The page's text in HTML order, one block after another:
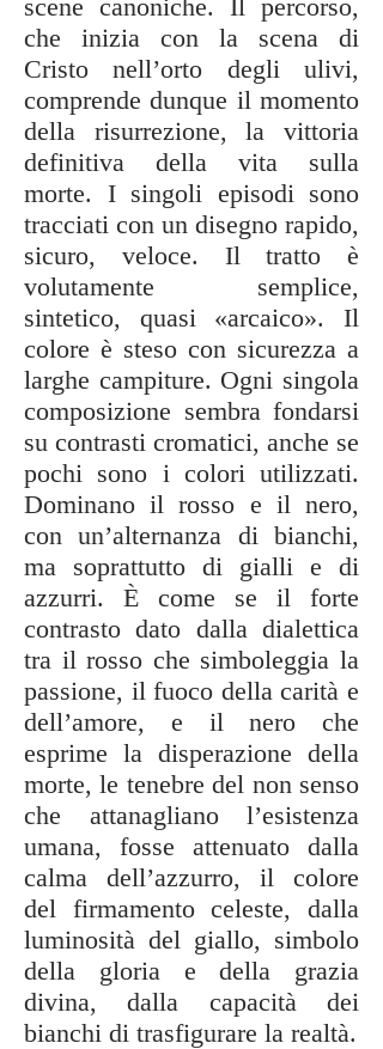
scene canoniche. Il percorso,
che inizia con la scena di
Cristo nell’orto degli ulivi,
comprende dunque il momento
della risurrezione, la vittoria
definitiva della vita sulla
morte. I singoli episodi sono
tracciati con un disegno rapido,
sicuro, veloce. Il tratto è
volutamente semplice,
sintetico, quasi «arcaico». Il
colore è steso con sicurezza a
larghe campiture. Ogni singola
composizione sembra fondarsi
su contrasti cromatici, anche se
pochi sono i colori utilizzati.
Dominano il rosso e il nero,
con un’alternanza di bianchi,
ma soprattutto di gialli e di
azzurri. È come se il forte
contrasto dato dalla dialettica
tra il rosso che simboleggia la
passione, il fuoco della carità e
dell’amore, e il nero che
esprime la disperazione della
morte, le tenebre del non senso
che attanagliano l’esistenza
umana, fosse attenuato dalla
calma dell’azzurro, il colore
del firmamento celeste, dalla
luminosità del giallo, simbolo
della gloria e della grazia
divina, dalla capacità dei
bianchi di trasfigurare la realtà.